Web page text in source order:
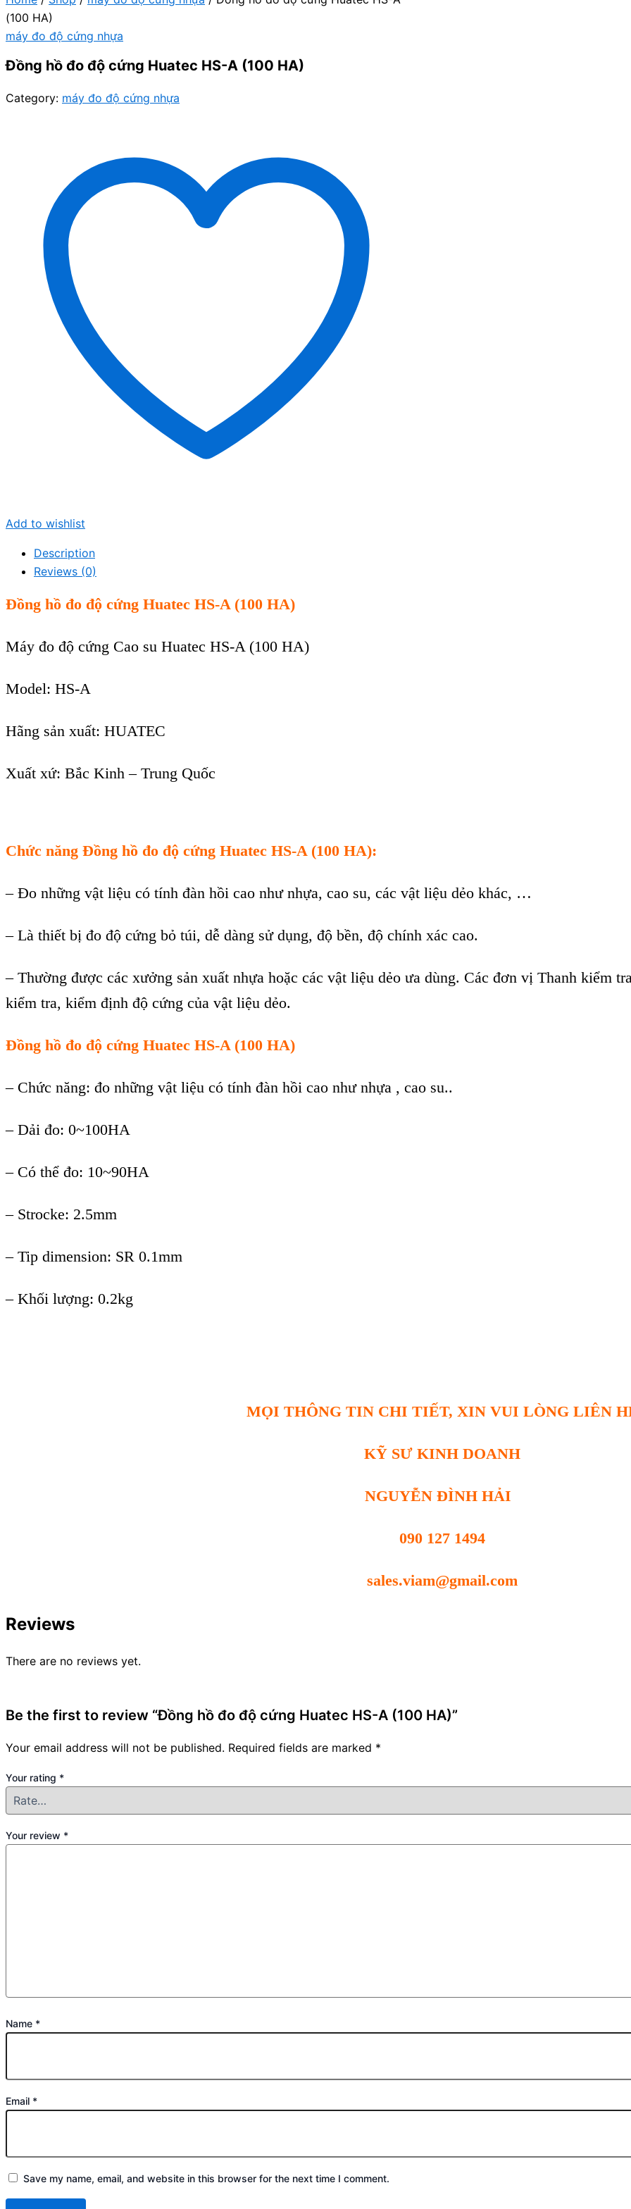
(100 HA)
máy đo độ cứng nhựa
Đồng hồ đo độ cứng Huatec HS-A (100 HA)
Category: máy đo độ cứng nhựa
Add to wishlist
Description
Reviews (0)
Đồng hồ đo độ cứng Huatec HS-A (100 HA)
Máy đo độ cứng Cao su Huatec HS-A (100 HA)
Model: HS-A
Hãng sản xuất: HUATEC
Xuất xứ: Bắc Kinh – Trung Quốc
Chức năng Đồng hồ đo độ cứng Huatec HS-A (100 HA):
– Đo những vật liệu có tính đàn hồi cao như nhựa, cao su, các vật liệu dẻo khác, …
– Là thiết bị đo độ cứng bỏ túi, dễ dàng sử dụng, độ bền, độ chính xác cao.
– Thường được các xưởng sản xuất nhựa hoặc các vật liệu dẻo ưa dùng. Các đơn vị Thanh kiểm
kiểm tra, kiểm định độ cứng của vật liệu dẻo.
Đồng hồ đo độ cứng Huatec HS-A (100 HA)
– Chức năng: đo những vật liệu có tính đàn hồi cao như nhựa , cao su..
– Dải đo: 0~100HA
– Có thể đo: 10~90HA
– Strocke: 2.5mm
– Tip dimension: SR 0.1mm
– Khối lượng: 0.2kg
MỌI THÔNG TIN CHI TIẾT, XIN VUI LÒNG LIÊN
KỸ SƯ KINH DOANH
NGUYỄN ĐÌNH HẢI
090 127 1494
sales.viam@gmail.com
Reviews
There are no reviews yet.
Be the first to review “Đồng hồ đo độ cứng Huatec HS-A (100 HA)”
Your email address will not be published. Required fields are marked *
Your rating *
Your review *
Name *
Email *
Save my name, email, and website in this browser for the next time I comment.